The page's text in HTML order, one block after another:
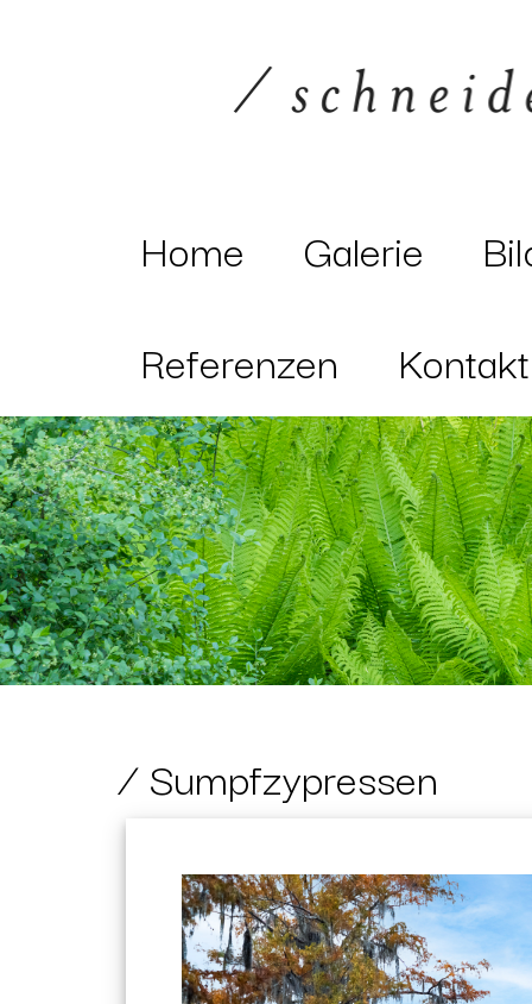
Home Galerie
Referenzen
Kontakt
Sumpfzypressen